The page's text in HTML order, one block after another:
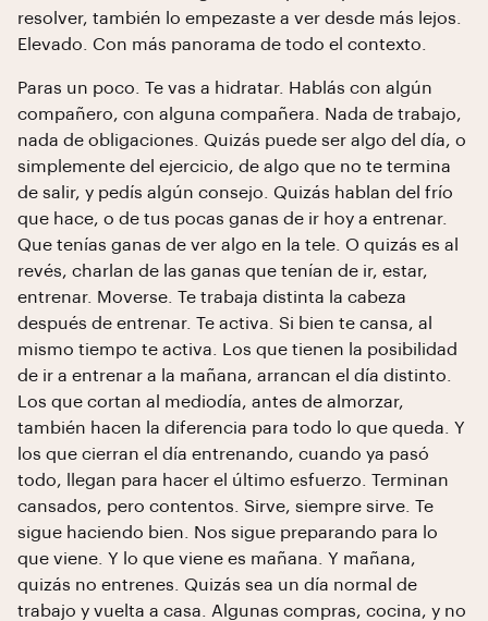
resolver, también lo empezaste a ver desde más lejos.
Elevado. Con más panorama de todo el contexto.
Paras un poco. Te vas a hidratar. Hablás con algún
compañero, con alguna compañera. Nada de trabajo,
nada de obligaciones. Quizás puede ser algo del día, o
simplemente del ejercicio, de algo que no te termina
de salir, y pedís algún consejo. Quizás hablan del frío
que hace, o de tus pocas ganas de ir hoy a entrenar.
Que tenías ganas de ver algo en la tele. O quizás es al
revés, charlan de las ganas que tenían de ir, estar,
entrenar. Moverse. Te trabaja distinta la cabeza
después de entrenar. Te activa. Si bien te cansa, al
mismo tiempo te activa. Los que tienen la posibilidad
de ir a entrenar a la mañana, arrancan el día distinto.
Los que cortan al mediodía, antes de almorzar,
también hacen la diferencia para todo lo que queda. Y
los que cierran el día entrenando, cuando ya pasó
todo, llegan para hacer el último esfuerzo. Terminan
cansados, pero contentos. Sirve, siempre sirve. Te
sigue haciendo bien. Nos sigue preparando para lo
que viene. Y lo que viene es mañana. Y mañana,
quizás no entrenes. Quizás sea un día normal de
trabajo y vuelta a casa. Algunas compras, cocina, y no